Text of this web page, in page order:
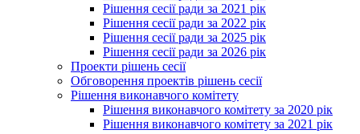
Рішення сесії ради за 2021 рік
Рішення сесії ради за 2022 рік
Рішення сесії ради за 2025 рік
Рішення сесії ради за 2026 рік
Проекти рішень сесії
Обговорення проектів рішень сесії
Рішення виконавчого комітету
Рішення виконавчого комітету за 2020 рік
Рішення виконавчого комітету за 2021 рік